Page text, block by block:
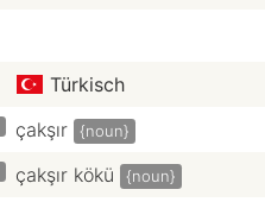
Türkisch
çakşır {noun}
çakşır kökü {noun}